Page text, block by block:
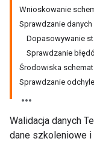
Wnioskowanie
Sprawdzanie
Dopasowywanie
Sprawdzanie
Środowiska
Sprawdzanie
Walidacja danych
dane szkoleniowe i